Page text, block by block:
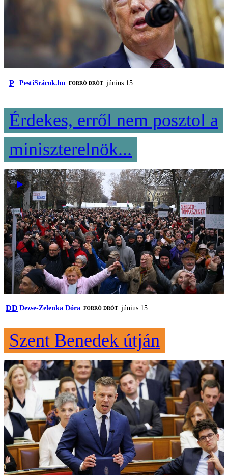
P PestiSrácok.hu FORRÓ DRÓT június 15.
Érdekes, erről nem posztol a
miniszterelnök...
DD Dezse-Zelenka Dóra FORRÓ DRÓT június 15.
Szent Benedek útján